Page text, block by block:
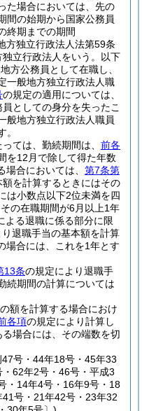
た場合においては、先の
間の始期から国家公務員
終期までの期間
方独立行政法人法第59条
立行政法人をいう。以下
方公務員として在職し、
一般地方独立行政法人職
の規定の適用については、
としての身分を失ったこ
般地方独立行政法人職員
。
ては、勤続期間は、 前各
を12月で除して得た年数
合においては、 第7条第
を計算するときにはその
は小数点以下2位未満を四
の在職期間が6月以上1年
よる退職に係る部分に限
退職手当の基本額を計算
場合には、これを1年とす
13条の規定により退職手
続期間の計算については
額を計算する場合におけ
各項の規定により計算し
場合には、その端数を切
号・44年18号・45年33
62年2号・46号・平成3
・14年4号・16年9号・18
号・21年42号・23年32